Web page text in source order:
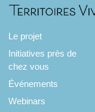
Le projet
Initiatives près de
chez vous
Événements
Webinars